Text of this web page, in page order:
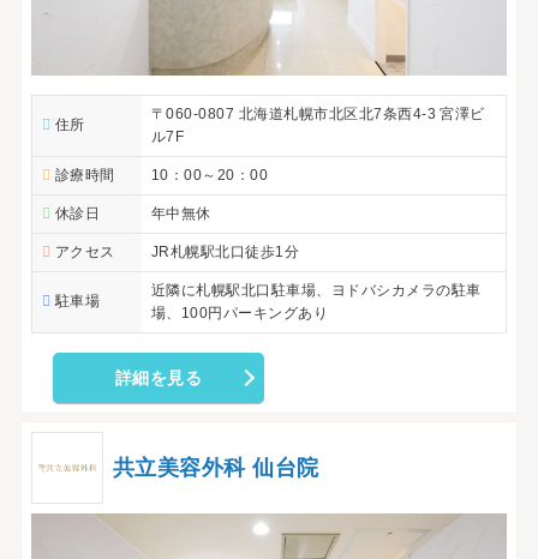
住所
〒060-0807 北海道札幌市北区北7条西4-3 宮澤ビ
ル7F
診療時間 10：00～20：00
休診日 年中無休
アクセス JR札幌駅北口徒歩1分
駐車場
近隣に札幌駅北口駐車場、ヨドバシカメラの駐車
場、100円パーキングあり
詳細を見る
共立美容外科 仙台院